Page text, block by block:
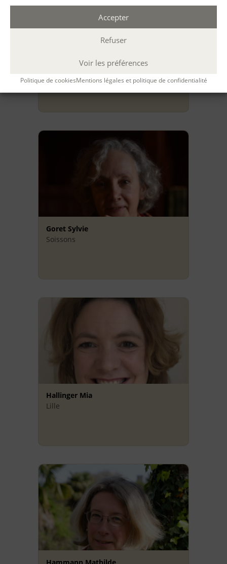
Accepter
Refuser
Voir les préférences
Politique de cookiesMentions légales et politique de confidentialité
Godier Silke
Goret Sylvie
Soissons
Hallinger Mia
Lille
Hammann Mathilde